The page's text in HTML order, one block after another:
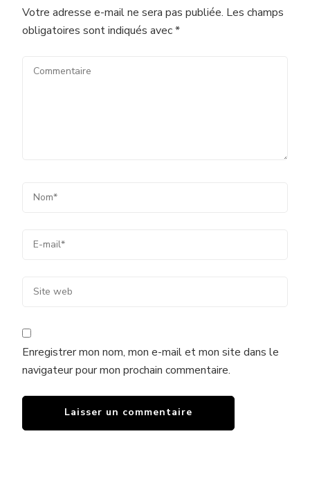
Votre adresse e-mail ne sera pas publiée. Les champs
obligatoires sont indiqués avec*
Enregistrer mon nom, mon e-mail et mon site dans le
navigateur pour mon prochain commentaire.